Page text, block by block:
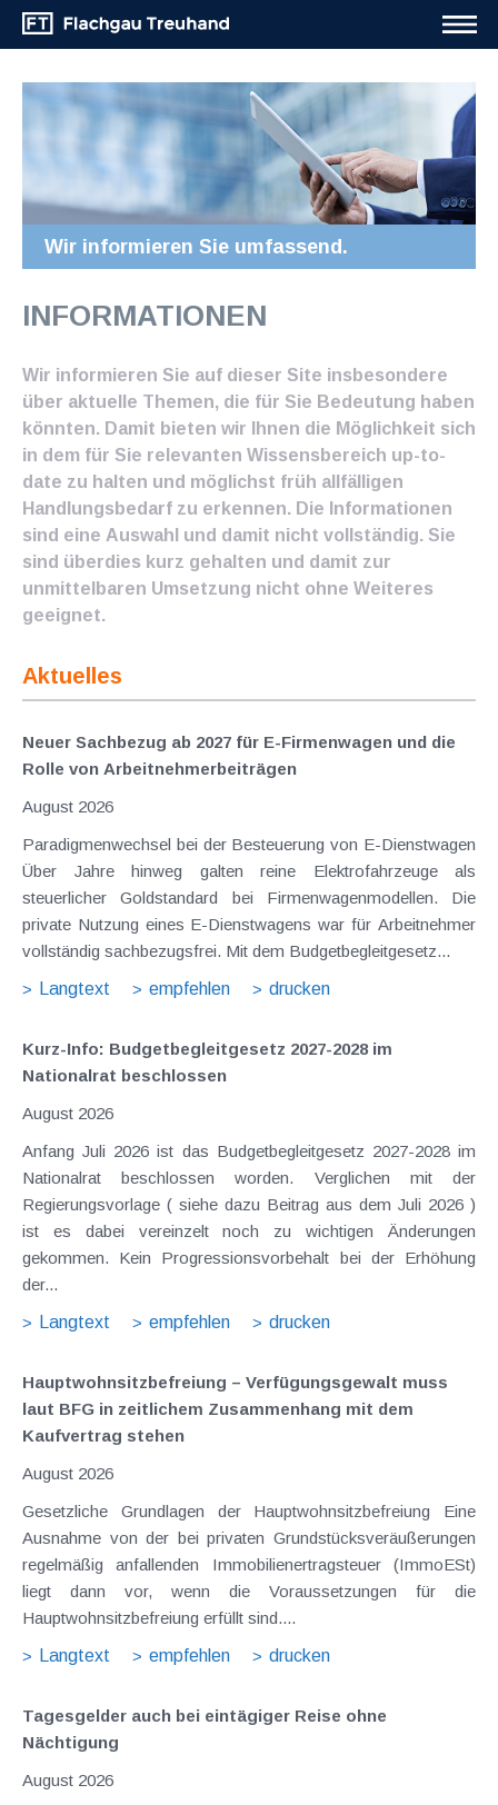
Wir informieren Sie umfassend.
INFORMATIONEN
Wir informieren Sie auf dieser Site insbesondere
über aktuelle Themen, die für Sie Bedeutung haben
könnten. Damit bieten wir Ihnen die Möglichkeit sich
in dem für Sie relevanten Wissensbereich up-to-
date zu halten und möglichst früh allfälligen
Handlungsbedarf zu erkennen. Die Informationen
sind eine Auswahl und damit nicht vollständig. Sie
sind überdies kurz gehalten und damit zur
unmittelbaren Umsetzung nicht ohne Weiteres
geeignet.
Aktuelles
Neuer Sachbezug ab 2027 für E-Firmenwagen und die
Rolle von Arbeitnehmer​­beiträgen
August 2026
Paradigmenwechsel bei der Besteuerung von E-Dienstwagen
Über Jahre hinweg galten reine Elektrofahrzeuge als
steuerlicher Goldstandard bei Firmenwagenmodellen. Die
private Nutzung eines E-Dienstwagens war für Arbeitnehmer
vollständig sachbezugsfrei. Mit dem Budgetbegleitgesetz...
Langtext
empfehlen drucken
Kurz-Info: Budgetbegleitgesetz 2027-2028 im
Nationalrat beschlossen
August 2026
Anfang Juli 2026 ist das Budgetbegleitgesetz 2027-2028 im
Nationalrat beschlossen worden. Verglichen mit der
Regierungsvorlage ( siehe dazu Beitrag aus dem Juli 2026 )
ist es dabei vereinzelt noch zu wichtigen Änderungen
gekommen. Kein Progressionsvorbehalt bei der Erhöhung
der...
Langtext
empfehlen drucken
Hauptwohnsitz​­befreiung – Verfügungsgewalt muss
laut BFG in zeitlichem Zusammenhang mit dem
Kaufvertrag stehen
August 2026
Gesetzliche Grundlagen der Hauptwohnsitzbefreiung Eine
Ausnahme von der bei privaten Grundstücksveräußerungen
regelmäßig anfallenden Immobilienertragsteuer (ImmoESt)
liegt dann vor, wenn die Voraussetzungen für die
Hauptwohnsitzbefreiung erfüllt sind....
Langtext
empfehlen drucken
Tagesgelder auch bei eintägiger Reise ohne
Nächtigung
August 2026